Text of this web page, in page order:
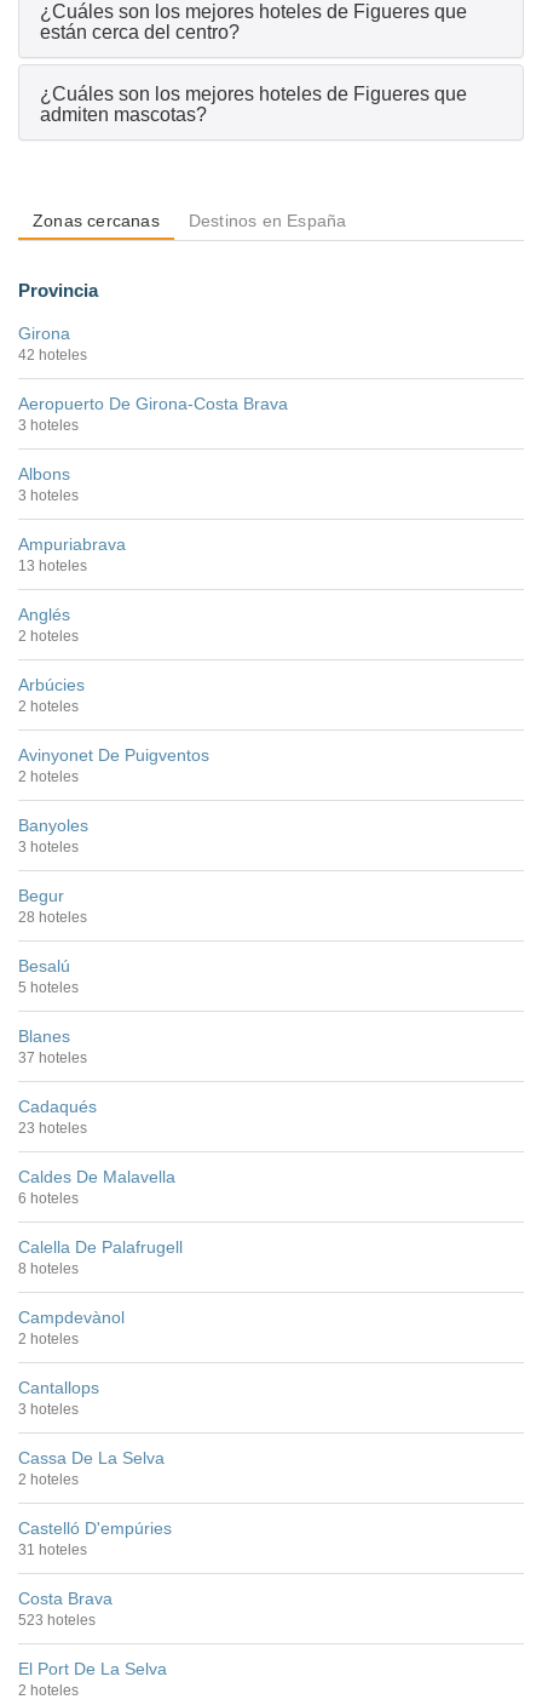
¿Cuáles son los mejores hoteles de Figueres que
están cerca del centro?
¿Cuáles son los mejores hoteles de Figueres que
admiten mascotas?
Zonas cercanas Destinos en España
Provincia
Girona
42 hoteles
Aeropuerto De Girona-Costa Brava
3 hoteles
Albons
3 hoteles
Ampuriabrava
13 hoteles
Anglés
2 hoteles
Arbúcies
2 hoteles
Avinyonet De Puigventos
2 hoteles
Banyoles
3 hoteles
Begur
28 hoteles
Besalú
5 hoteles
Blanes
37 hoteles
Cadaqués
23 hoteles
Caldes De Malavella
6 hoteles
Calella De Palafrugell
8 hoteles
Campdevànol
2 hoteles
Cantallops
3 hoteles
Cassa De La Selva
2 hoteles
Castelló D'empúries
31 hoteles
Costa Brava
523 hoteles
El Port De La Selva
2 hoteles